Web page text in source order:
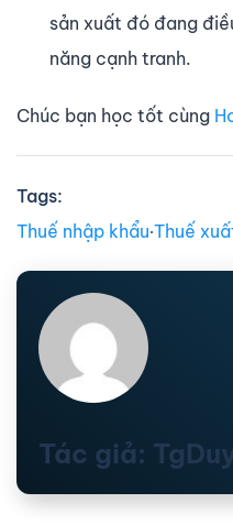
sản xuất đó đang
năng cạnh tranh.
Chúc bạn học tốt cùng
Tags:
Thuế nhập khẩu∙Thuế
Tác giả: